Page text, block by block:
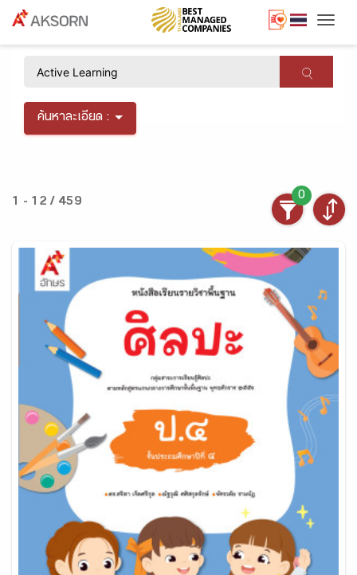
ค้นหาละเอียด :
1 - 12 / 459
0